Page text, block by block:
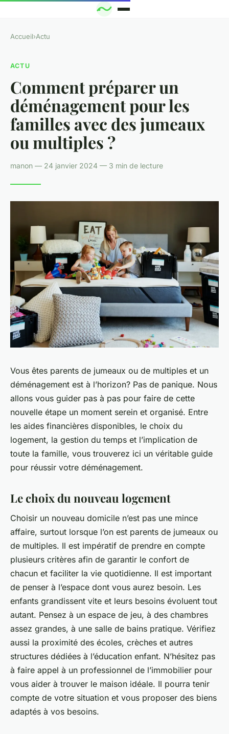
Accueil›Actu
ACTU
Comment préparer un
déménagement pour les
familles avec des jumeaux
ou multiples ?
manon — 24 janvier 2024 — 3 min de lecture
Vous êtes parents de jumeaux ou de multiples et un
déménagement est à l’horizon? Pas de panique. Nous
allons vous guider pas à pas pour faire de cette
nouvelle étape un moment serein et organisé. Entre
les aides financières disponibles, le choix du
logement, la gestion du temps et l’implication de
toute la famille, vous trouverez ici un véritable guide
pour réussir votre déménagement.
Le choix du nouveau logement
Choisir un nouveau domicile n’est pas une mince
affaire, surtout lorsque l’on est parents de jumeaux ou
de multiples. Il est impératif de prendre en compte
plusieurs critères afin de garantir le confort de
chacun et faciliter la vie quotidienne. Il est important
de penser à l’espace dont vous aurez besoin. Les
enfants grandissent vite et leurs besoins évoluent tout
autant. Pensez à un espace de jeu, à des chambres
assez grandes, à une salle de bains pratique. Vérifiez
aussi la proximité des écoles, crèches et autres
structures dédiées à l’éducation enfant. N’hésitez pas
à faire appel à un professionnel de l’immobilier pour
vous aider à trouver le maison idéale. Il pourra tenir
compte de votre situation et vous proposer des biens
adaptés à vos besoins.